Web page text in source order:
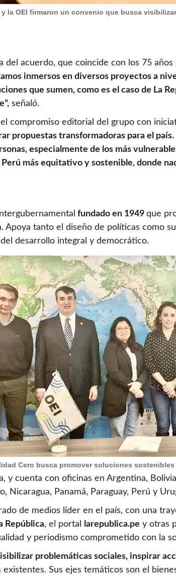
la OEI firmaron un convenio que busca
del acuerdo, que coincide con los 75
inmersos en diversos proyectos a
que sumen, como es el caso de La
señaló.
compromiso editorial del grupo con
propuestas transformadoras para el
especialmente de los más
más equitativo y sostenible, donde
fundado en 1949 que
Apoya tanto el diseño de políticas como
desarrollo integral y democrático.
Cero busca promover soluciones
y cuenta con oficinas en Argentina,
Nicaragua, Panamá, Paraguay, Perú y
de medios líder en el país, con una
República, el portal larepublica.pe y otras
y periodismo comprometido con la
problemáticas sociales, inspirar
Sus ejes temáticos son el